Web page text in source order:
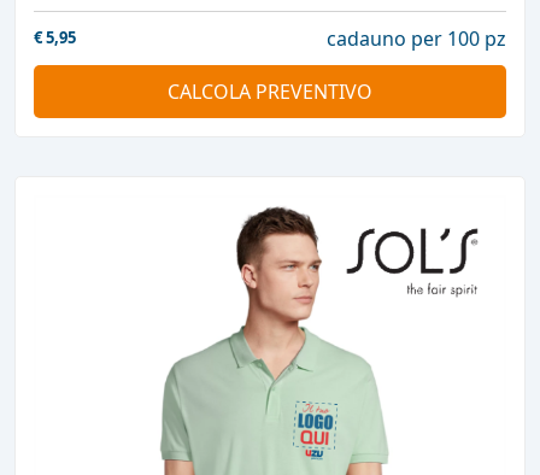
€5,95
cadauno per 100 pz
CALCOLA PREVENTIVO